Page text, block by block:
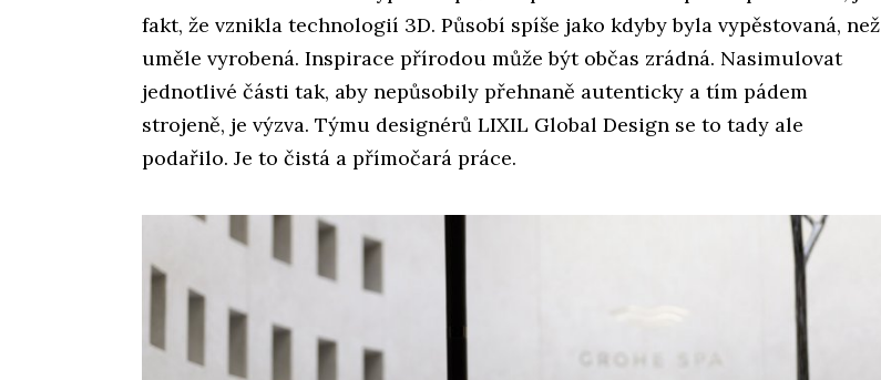
fakt, že vznikla technologií 3D. Působí spíše jako kdyby byla vypěstovaná, než
uměle vyrobená. Inspirace přírodou může být občas zrádná. Nasimulovat
jednotlivé části tak, aby nepůsobily přehnaně autenticky a tím pádem
strojeně, je výzva. Týmu designérů LIXIL Global Design se to tady ale
podařilo. Je to čistá a přímočará práce.